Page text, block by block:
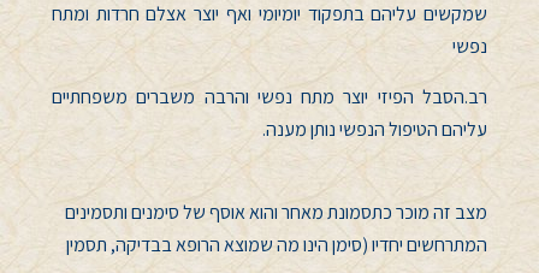
שמקשים עליהם בתפקוד יומיומי ואף יוצר אצלם חרדות ומתח
נפשי
רב.הסבל הפיזי יוצר מתח נפשי והרבה משברים משפחתיים
עליהם הטיפול הנפשי נותן מענה.
מצב זה מוכר כתסמונת מאחר והוא אוסף של סימנים ותסמינים
המתרחשים יחדיו (סימן הינו מה שמוצא הרופא בבדיקה, תסמין